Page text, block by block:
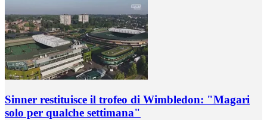
Sinner restituisce il trofeo di Wimbledon: "Magari
solo per qualche settimana"